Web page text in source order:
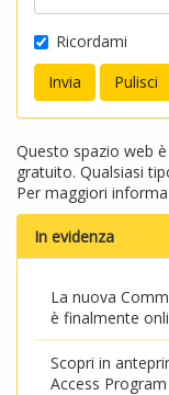
Ricordami
Questo spazio web
gratuito. Qualsiasi
Per maggiori
In evidenza
La nuova
è finalmente
Scopri in
Access Program